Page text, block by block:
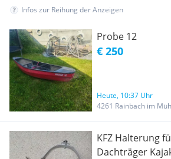
Infos zur Reihung der Anzeigen
Probe 12
€ 250
Heute, 10:37 Uhr
4261 Rainbach im
KFZ Halterung
Dachträger